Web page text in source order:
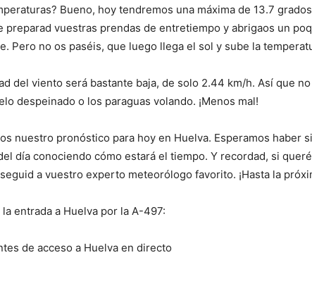
Bueno, hoy tendremos una máxima de 13.7
preparad vuestras prendas de entretiempo y abrigaos un
Pero no os paséis, que luego llega el sol y sube la
del viento será bastante baja, de solo 2.44 km/h. Así que
despeinado o los paraguas volando. ¡Menos mal!
nuestro pronóstico para hoy en Huelva. Esperamos haber
día conociendo cómo estará el tiempo. Y recordad, si
a vuestro experto meteorólogo favorito. ¡Hasta la
entrada a Huelva por la A-497: